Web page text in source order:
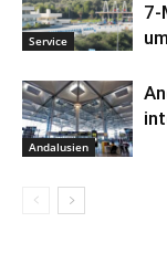
Service
7-
Andalusien